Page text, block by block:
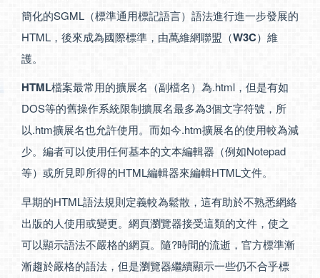
簡化的SGML（標準通用標記語言）語法進行進一步發展的
HTML，後來成為國際標準，由萬維網聯盟（W3C）維
護。
HTML檔案最常用的擴展名（副檔名）為.html，但是有如
DOS等的舊操作系統限制擴展名最多為3個文字符號，所
以.htm擴展名也允許使用。而如今.htm擴展名的使用較為減
少。編者可以使用任何基本的文本編輯器（例如Notepad
等）或所見即所得的HTML編輯器來編輯HTML文件。
早期的HTML語法規則定義較為鬆散，這有助於不熟悉網絡
出版的人使用或變更。網頁瀏覽器接受這類的文件，使之
可以顯示語法不嚴格的網頁。隨?時間的流逝，官方標準漸
漸趨於嚴格的語法，但是瀏覽器繼續顯示一些仍不合乎標